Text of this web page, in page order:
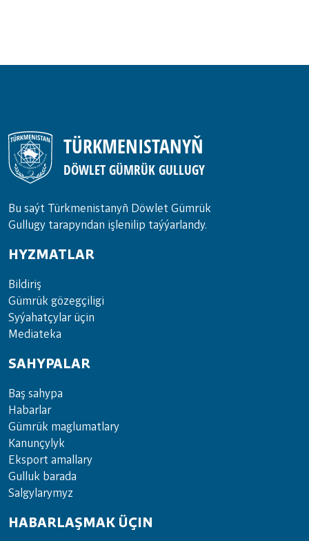
TÜRKMENISTANYŇ
DÖWLET GÜMRÜK GULLUGY
Bu saýt Türkmenistanyñ Döwlet Gümrük
Gullugy tarapyndan işlenilip taýýarlandy.
HYZMATLAR
Bil­di­riş
Güm­rük gö­zeg­çi­li­gi
Sy­ýa­hat­çy­lar ü­çin
Media­teka
SAHYPALAR
Baş sahypa
Habarlar
Gümrük maglumatlary
Kanunçylyk
Eksport amallary
Gulluk barada
Salgylarymyz
HABARLAŞMAK ÜÇIN